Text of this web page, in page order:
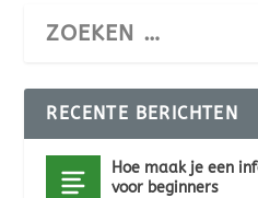
RECENTE BERICHTEN
Hoe maak je een
voor beginners